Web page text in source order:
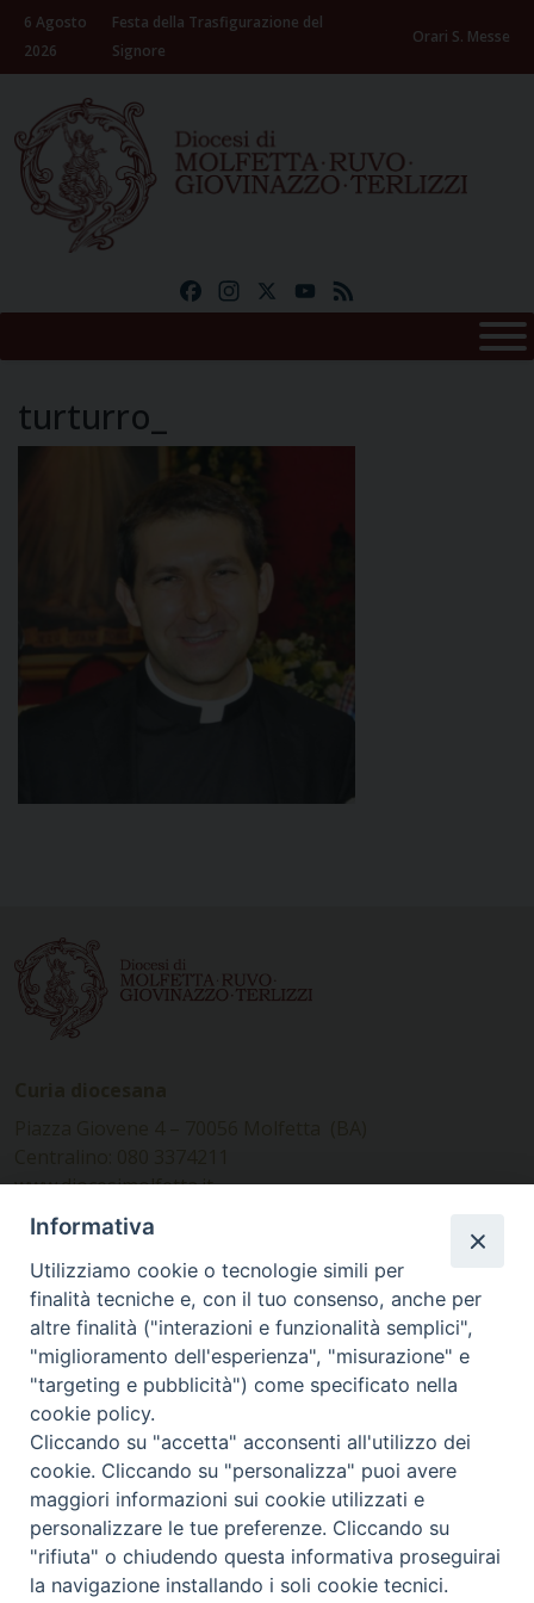
Skip
content
6 Agosto
2026
Festa della Trasfigurazione del
Signore
Orari S. Messe
FacebookInstagramYouTube
turturro_
www.diocesimolfetta.it –
diocesimolfetta@pec.chiesacattolica.it
Ufficio Comunicazioni sociali
Piazza Giovene 4 – 70056 Molfetta (BA)
comunicazionisociali@diocesimolfetta.it
SEGUICI SU
Facebook
Instagram
X YouTube
Feed
Privacy Policy - trasparenza
Informativa
Utilizziamo cookie o tecnologie simili per
finalità tecniche e, con il tuo consenso, anche per
altre finalità ("interazioni e funzionalità semplici",
"miglioramento dell'esperienza", "misurazione" e
"targeting e pubblicità") come specificato nella
cookie policy.
Cliccando su "accetta" acconsenti all'utilizzo dei
cookie. Cliccando su "personalizza" puoi avere
maggiori informazioni sui cookie utilizzati e
personalizzare le tue preferenze. Cliccando su
"rifiuta" o chiudendo questa informativa proseguirai
la navigazione installando i soli cookie tecnici.